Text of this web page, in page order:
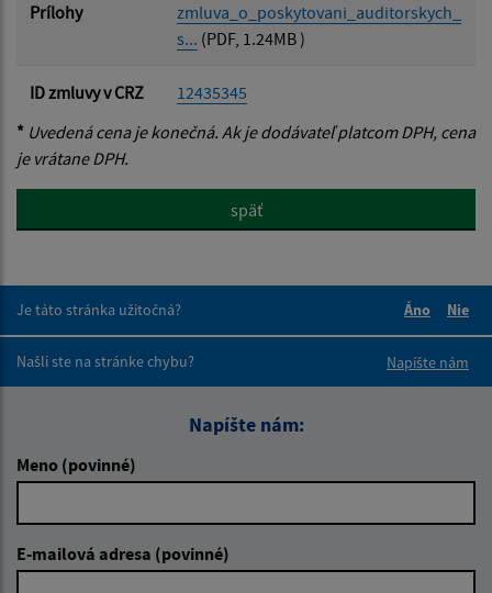
Prílohy
zmluva_o_poskytovani_auditorskych_
s... (PDF, 1.24MB )
ID zmluvy v CRZ
12435345
* Uvedená cena je konečná. Ak je dodávateľ platcom DPH, cena
je vrátane DPH.
späť
Je táto stránka užitočná?
Áno
Nie
Našli ste na stránke chybu?
Napíšte nám
Napíšte nám:
Meno (povinné)
E-mailová adresa (povinné)